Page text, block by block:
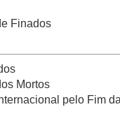
Finados
Mortos
pelo Fim